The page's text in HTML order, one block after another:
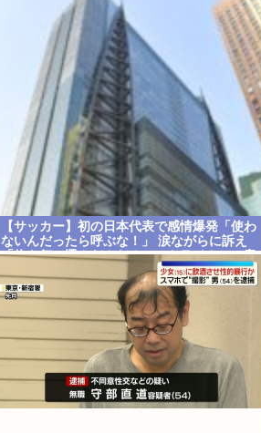
【サッカー】初の日本代表で感情爆発「使わ
ないんだったら呼ぶな！」 涙ながらに訴え
「俺を何で選んだんだ？」ストライカーの意